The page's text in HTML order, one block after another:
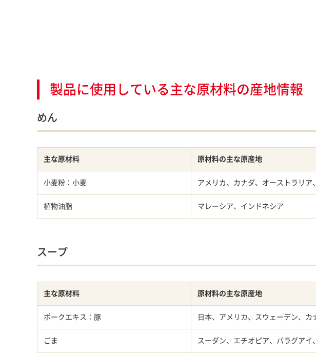
製品に使用している主な原材料の産地情報
めん
主な原材料 原材料の主な原産地
小麦粉：小麦 アメリカ、カナダ、オーストラリア
植物油脂 マレーシア、インドネシア
スープ
主な原材料 原材料の主な原産地
ポークエキス：豚 日本、アメリカ、スウェーデン、カ
ごま スーダン、エチオピア、パラグアイ